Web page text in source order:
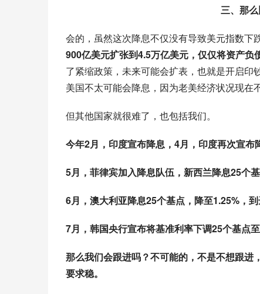
三、那
会的，虽然这次降息不仅没有导致美元指数下
900亿美元扩张到4.5万亿美元，仅仅将资产负
了紧缩政策，未来可能会扩表，也就是开启印
美国不太可能会降息，因为老美经济状况现在
但其他国家就很难了，也包括我们。
今年2月，印度宣布降息，4月，印度再次宣布
5月，菲律宾加入降息队伍，新西兰降息25个
6月，澳大利亚降息25个基点，降至1.25%，到
7月，韩国央行宣布将基准利率下调25个基点至
那么我们会跟进吗？不可能的，不是不想跟
要求稳。